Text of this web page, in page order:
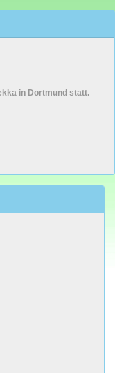
in Dortmund statt.